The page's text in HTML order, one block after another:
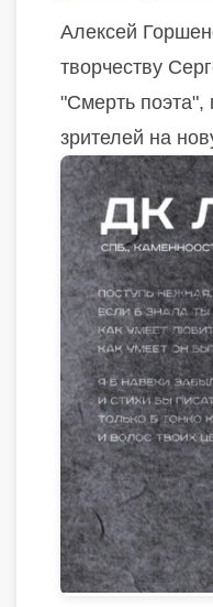
Алексей
творчеству
"Смерть поэта",
зрителей на